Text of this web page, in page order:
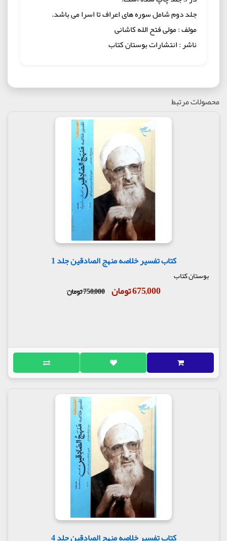
جلد دوم شامل سوره های اعراف تا اسرا می باشد.
مولف : مولی فتح الله کاشانی
ناشر : انتشارات بوستان کتاب
محصولات مرتبط
کتاب تفسیر خلاصه منهج الصادقین جلد 1
بوستان کتاب
675,000 تومان 750,000 تومان